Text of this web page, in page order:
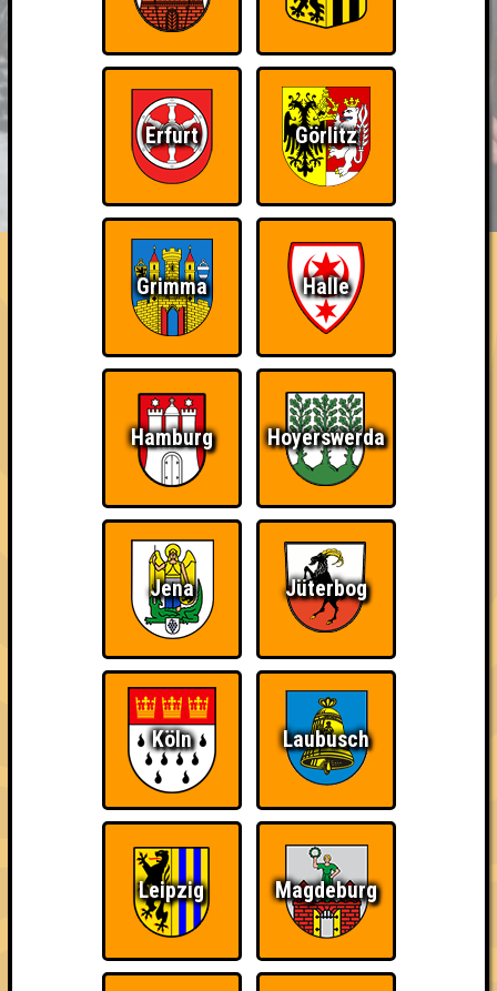
HIGHSCORE RESERVIERUNG
ÜBER UNS
Wiederzehn macht Freude
Nehmt an zehn Quizlaboren teil
Erstmals erreicht am 30.09.2020 bei
über 100 Teams
vonSeitensprung
Erfurt Görlitz
Grimma Halle
Hamburg Hoyerswerda
Jena Jüterbog
Köln Laubusch
Leipzig Magdeburg